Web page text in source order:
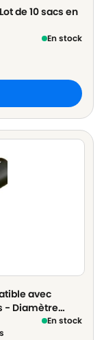
de 10 sacs en
En stock
avec
- Diamètre
En stock